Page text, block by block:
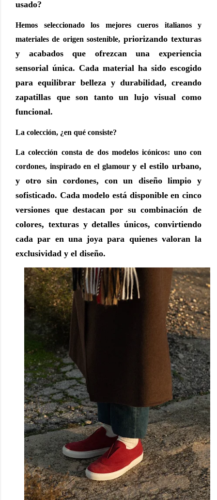
usado?
Hemos seleccionado los mejores cueros italianos y
materiales de origen sostenible, priorizando texturas
y acabados que ofrezcan una experiencia
sensorial única. Cada material ha sido escogido
para equilibrar belleza y durabilidad, creando
zapatillas queson tanto un lujo visual como
funcional.
La colección, ¿en qué consiste?
La colección consta de dos modelos icónicos: uno con
cordones, inspirado en el glamoury el estilo urbano,
y otro sin cordones, con un diseño limpio y
sofisticado. Cada modelo está disponible en cinco
versiones que destacan por su combinación de
colores, texturas y detalles únicos, convirtiendo
cada par en una joya para quienes valoran la
exclusividad y el diseño.